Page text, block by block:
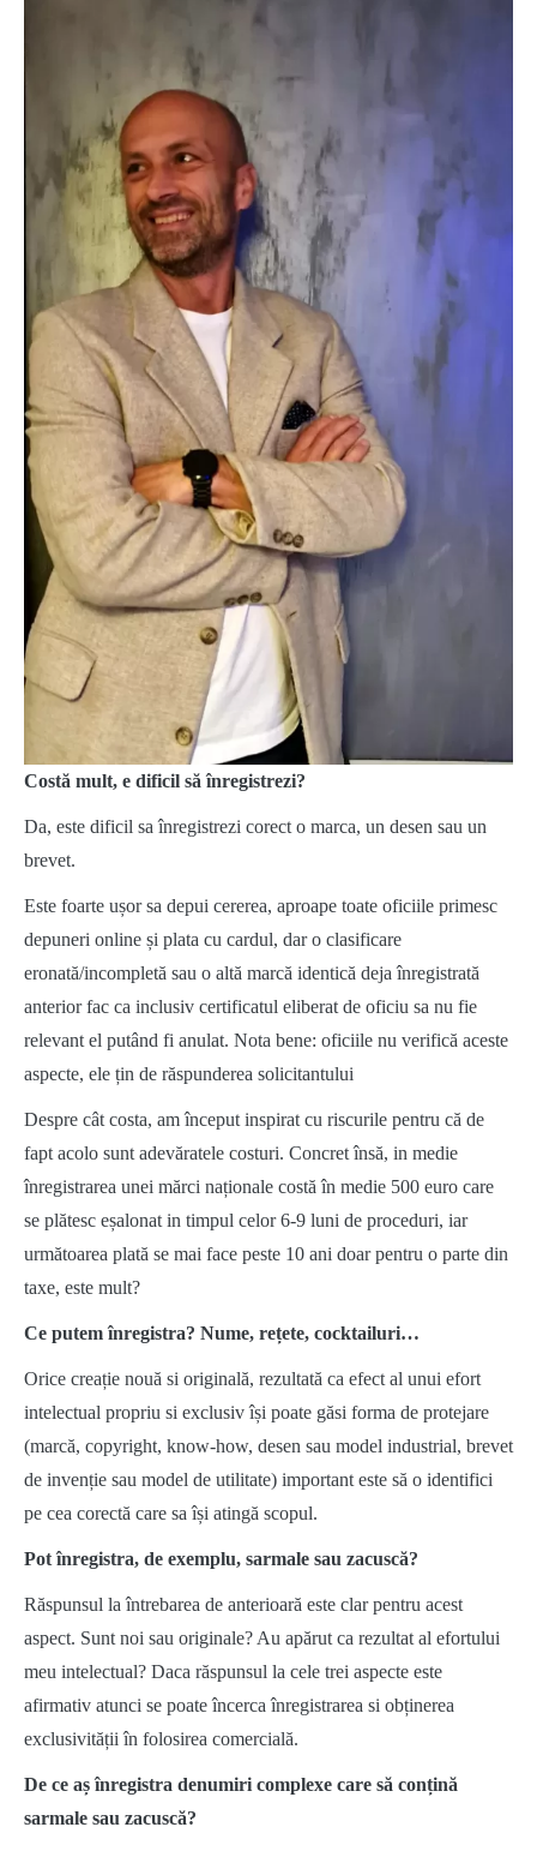
Costă mult, e dificil să înregistrezi?
Da, este dificil sa înregistrezi corect o marca, un desen sau un
brevet.
Este foarte ușor sa depui cererea, aproape toate oficiile primesc
depuneri online și plata cu cardul, dar o clasificare
eronată/incompletă sau o altă marcă identică deja înregistrată
anterior fac ca inclusiv certificatul eliberat de oficiu sa nu fie
relevant el putând fi anulat. Nota bene: oficiile nu verifică aceste
aspecte, ele țin de răspunderea solicitantului
Despre cât costa, am început inspirat cu riscurile pentru că de
fapt acolo sunt adevăratele costuri. Concret însă, in medie
înregistrarea unei mărci naționale costă în medie 500 euro care
se plătesc eșalonat in timpul celor 6-9 luni de proceduri, iar
următoarea plată se mai face peste 10 ani doar pentru o parte din
taxe, este mult?
Ce putem înregistra? Nume, rețete, cocktailuri…
Orice creație nouă si originală, rezultată ca efect al unui efort
intelectual propriu si exclusiv își poate găsi forma de protejare
(marcă, copyright, know-how, desen sau model industrial, brevet
de invenție sau model de utilitate) important este să o identifici
pe cea corectă care sa își atingă scopul.
Pot înregistra, de exemplu, sarmale sau zacuscă?
Răspunsul la întrebarea de anterioară este clar pentru acest
aspect. Sunt noi sau originale? Au apărut ca rezultat al efortului
meu intelectual? Daca răspunsul la cele trei aspecte este
afirmativ atunci se poate încerca înregistrarea si obținerea
exclusivității în folosirea comercială.
De ce aș înregistra denumiri complexe care să conțină
sarmale sau zacuscă?